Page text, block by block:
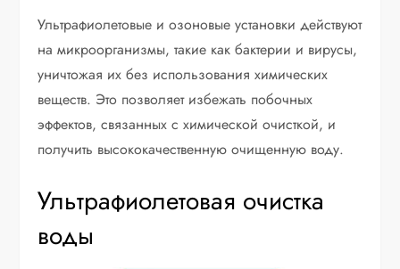
Ультрафиолетовые и озоновые установки действуют
на микроорганизмы, такие как бактерии и вирусы,
уничтожая их без использования химических
веществ. Это позволяет избежать побочных
эффектов, связанных с химической очисткой, и
получить высококачественную очищенную воду.
Ультрафиолетовая очистка
воды